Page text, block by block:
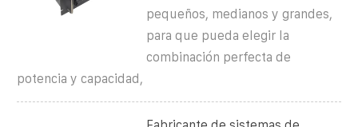
pequeños, medianos y grandes,
para que pueda elegir la
combinación perfecta de
potencia y capacidad,